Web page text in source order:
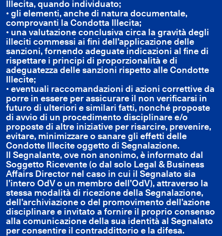
Illecita, quando individuato;
• gli elementi, anche di natura documentale,
comprovanti la Condotta Illecita;
• una valutazione conclusiva circa la gravità degli
illeciti commessi ai fini dell’applicazione delle
sanzioni, fornendo adeguate indicazioni al fine di
rispettare i principi di proporzionalità e di
adeguatezza delle sanzioni rispetto alle Condotte
Illecite;
• eventuali raccomandazioni di azioni correttive da
porre in essere per assicurare il non verificarsi in
futuro di ulteriori e similari fatti, nonché proposte
di avvio di un procedimento disciplinare e/o
proposte di altre iniziative per risarcire, prevenire,
evitare, minimizzare o sanare gli effetti delle
Condotte Illecite oggetto di Segnalazione.
Il Segnalante, ove non anonimo, è informato dal
Soggetto Ricevente (o dal solo Legal & Business
Affairs Director nel caso in cui il Segnalato sia
l’intero OdV o un membro dell’OdV), attraverso la
stessa modalità di ricezione della Segnalazione,
dell’archiviazione o del promovimento dell’azione
disciplinare e invitato a fornire il proprio consenso
alla comunicazione della sua identità al Segnalato
per consentire il contraddittorio e la difesa.